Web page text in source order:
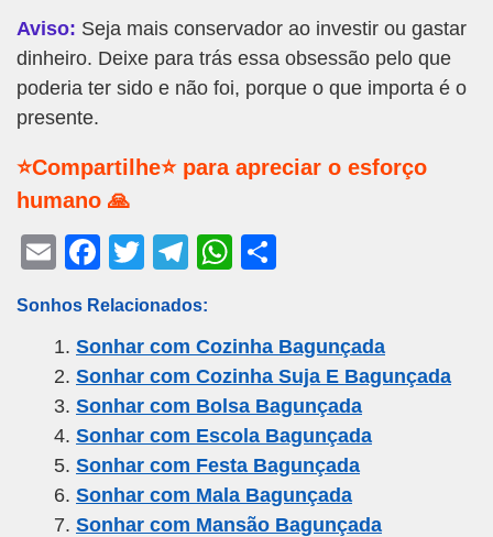
Aviso: Seja mais conservador ao investir ou gastar
dinheiro. Deixe para trás essa obsessão pelo que
poderia ter sido e não foi, porque o que importa é o
presente.
⭐Compartilhe⭐ para apreciar o esforço
humano 🙏
E
ail
F
c
e
b
o
o
k
T
tt
er
T
e
gr
a
m
W
s
A
p
p
e
Sonhos Relacionados:
Sonhar com Cozinha Bagunçada
Sonhar com Cozinha Suja E Bagunçada
Sonhar com Bolsa Bagunçada
Sonhar com Escola Bagunçada
Sonhar com Festa Bagunçada
Sonhar com Mala Bagunçada
Sonhar com Mansão Bagunçada